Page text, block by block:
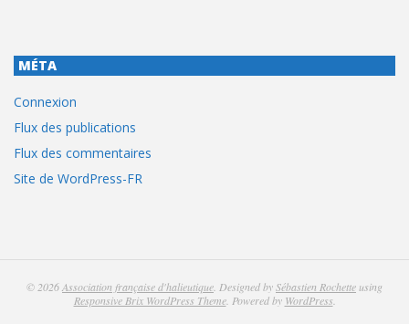
MÉTA
Connexion
Flux des publications
Flux des commentaires
Site de WordPress-FR
© 2026Association française d'halieutique. Designed bySébastien Rochetteusing
Responsive Brix WordPress Theme. Powered by WordPress.